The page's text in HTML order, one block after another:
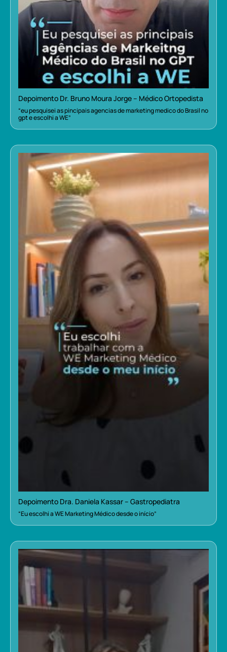
Depoimento Dr. Bruno Moura Jorge – Médico Ortopedista
“eu pesquisei as pincipais agencias de marketing medico do Brasil no
gpt e escolhi a WE”
Depoimento Dra. Daniela Kassar – Gastropediatra
“Eu escolhi a WE Marketing Médico desde o início”